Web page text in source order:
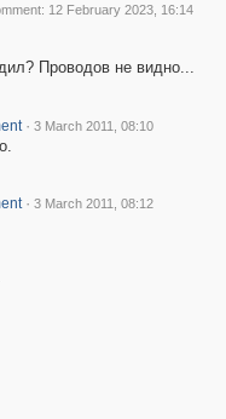
12 February 2023, 16:14
Проводов не видно...
· 3 March 2011, 08:10
· 3 March 2011, 08:12